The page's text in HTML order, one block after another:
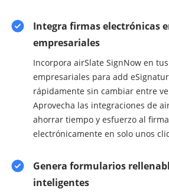
Integra firmas electrónicas
empresariales
Incorpora airSlate SignNow en
empresariales para add
rápidamente sin cambiar entre
Aprovecha las integraciones de
ahorrar tiempo y esfuerzo al
electrónicamente en solo unos
Genera formularios
inteligentes